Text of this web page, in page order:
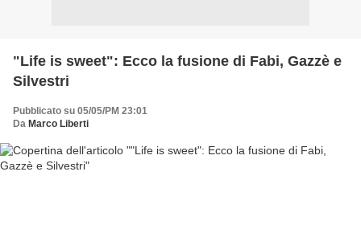
"Life is sweet": Ecco la fusione di Fabi, Gazzè e
Silvestri
Pubblicato su 05/05/PM 23:01
Da Marco Liberti